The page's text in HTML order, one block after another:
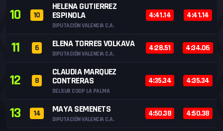
10 10
HELENA GUTIERREZ
ESPINOLA
DIPUTACIÓN VALENCIA C.A.
4:41.14 4:41.14
11 6 ELENA TORRES VOLKAVA
DIPUTACIÓN VALENCIA C.A.
4:28.51 4:34.06
12 8
CLAUDIA MARQUEZ
CONTRERAS
DELSUR COOP LA PALMA
4:35.34 4:35.34
13 14 MAYA SEMENETS
DIPUTACIÓN VALENCIA C.A.
4:50.38 4:50.38